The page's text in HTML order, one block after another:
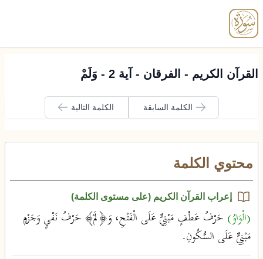
القرآن الكريم - الفرقان - آية 2 - وَلَمْ
الكلمة السابقة الكلمة التالية
محتوي الكلمة
إعراب القرآن الكريم (على مستوى الكلمة)
(الْوَاوُ) حَرْفُ عَطْفٍ مَبْنِيٌّ عَلَى الْفَتْحِ، وَ﴿لَمْ﴾ حَرْفُ نَفْيٍ وَجَزْمٍ
مَبْنِيٌّ عَلَى السُّكُونِ.